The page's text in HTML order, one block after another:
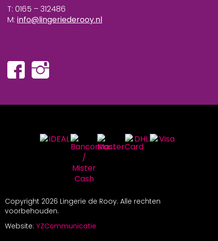
T: 0165 – 312486
M: info@lingeriederooy.nl
Copyright 2026 Lingerie de Rooy. Alle rechten
voorbehouden.
Website: YZCommunicatie